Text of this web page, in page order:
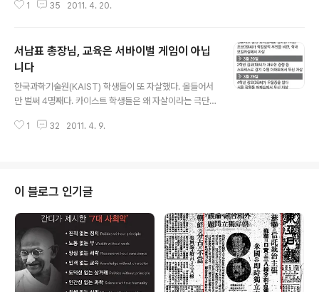
중등교육법 시행령’이 통과됐다. 그동안 우려했던 학교장
그러나 교과부는 부속 해석 자료를 통해 ‘간접체벌’이 교육
벌로서 허용된다는 입장을 밝힘으로써 체벌 허용 범위를
둘러싼 논쟁의 불씨를 여전히 남겨놓고 있다. 이와 같은 해
석은 교과부 스스로 마련한 ‘도구, 신체 등을 이용하여 신체
있어 체벌논란의 여지를 남겨 놓고 있는 것이다. 간접체벌
1 35 2011. 4. 20.
서남표 총장님, 교육은 서바이벌 게임이 아닙
니다
한국과학기술원(KAIST) 학생들이 또 자살했다. 올들어서
만 벌써 4명째다. 카이스트 학생들은 왜 자살이라는 극단
았다. 그러나 서남표총장이 취임하면서 2007년 신입생부
적 등록금제도‘다. 성적이 따라 등록금을 많이 내거나 적게
내도록 한 제도다. “그깐 성적 때문에 하나뿐인 목숨을 끊
어?” 카이스트 학생들은 자살한 학생에 대한 추모 열기와
함께 자살에 이르게 한 원인을 놓고 내부 구성원간 열띤 토
론을 벌였다. "공부밖에 할 수밖에 없는 반 감금된 삶과 지
나친 레벨격차로 힘들어..
1 32 2011. 4. 9.
이 블로그 인기글